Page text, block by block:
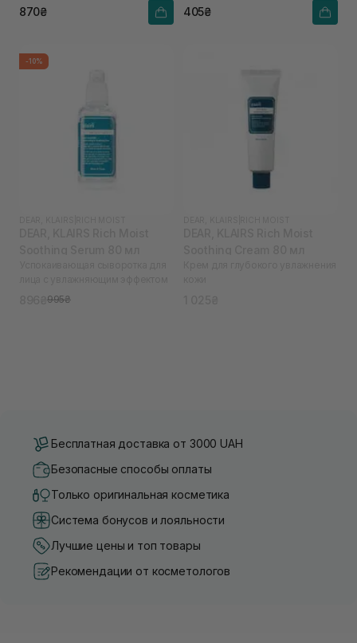
870₴ 405₴
-10%
995₴
Бесплатная доставка от 3000 UAH
Безопасные способы оплаты
Только оригинальная косметика
Система бонусов и лояльности
Лучшие цены и топ товары
Рекомендации от косметологов